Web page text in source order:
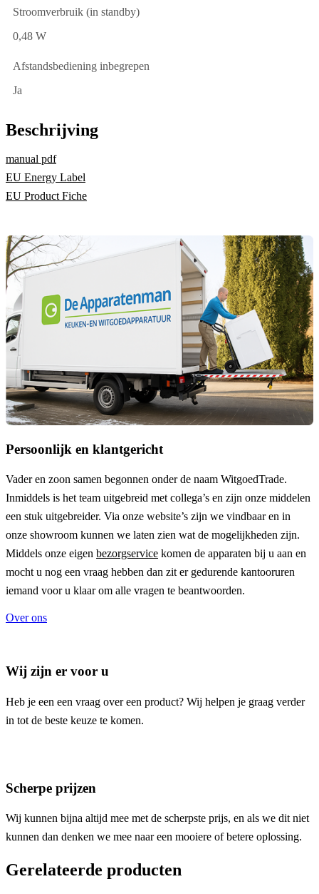
Stroomverbruik (in standby)
0,48 W
Afstandsbediening inbegrepen
Ja
Beschrijving
manual pdf
EU Energy Label
EU Product Fiche
Persoonlijk en klantgericht
Vader en zoon samen begonnen onder de naam WitgoedTrade.
Inmiddels is het team uitgebreid met collega’s en zijn onze middelen
een stuk uitgebreider. Via onze website’s zijn we vindbaar en in
onze showroom kunnen we laten zien wat de mogelijkheden zijn.
Middels onze eigen bezorgservice komen de apparaten bij u aan en
mocht u nog een vraag hebben dan zit er gedurende kantooruren
iemand voor u klaar om alle vragen te beantwoorden.
Over ons
Wij zijn er voor u
Heb je een een vraag over een product? Wij helpen je graag verder
in tot de beste keuze te komen.
Scherpe prijzen
Wij kunnen bijna altijd mee met de scherpste prijs, en als we dit niet
kunnen dan denken we mee naar een mooiere of betere oplossing.
Gerelateerde producten